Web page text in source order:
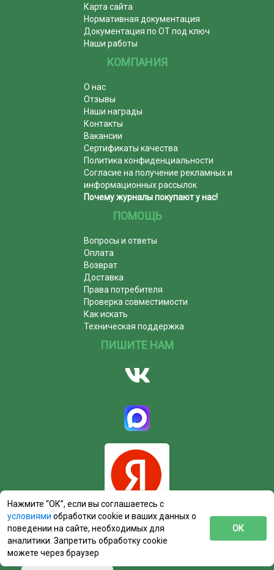
Карта сайта
Нормативная документация
Документация по ОТ под ключ
Наши работы
КОМПАНИЯ
О нас
Отзывы
Наши награды
Контакты
Вакансии
Сертификаты качества
Политика конфиденциальности
Согласие на получение рекламных и
информационных рассылок
Почему журналы покупают у нас!
ПОМОЩЬ
Вопросы и ответы
Оплата
Возврат
Доставка
Права потребителя
Проверка совместимости
Как искать
Техническая поддержка
ПИШИТЕ НАМ
Нажмите “ОК”, если вы соглашаетесь с
условиями обработки cookie и ваших данных о
поведении на сайте, необходимых для
аналитики. Запретить обработку cookie
можете через браузер
ОК